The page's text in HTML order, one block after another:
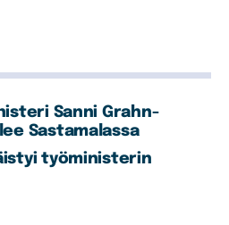
Sanni Grahn-
Sastamalassa
työministerin